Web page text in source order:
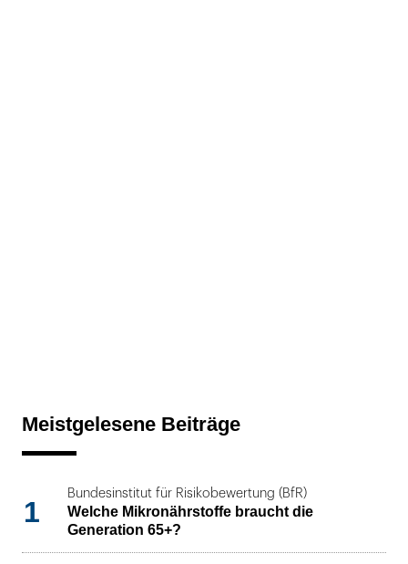
Meistgelesene Beiträge
1
Bundesinstitut für Risikobewertung (BfR)
Welche Mikronährstoffe braucht die
Generation 65+?